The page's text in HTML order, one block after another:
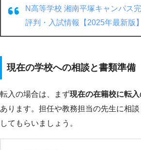
N高等学校 湘南平塚キャンパス
評判・入試情報【2025年最新版】
現在の学校への相談と書類準備
転入の場合は、まず現在の在籍校に転
あります。担任や教務担当の先生に相
してもらいましょう。